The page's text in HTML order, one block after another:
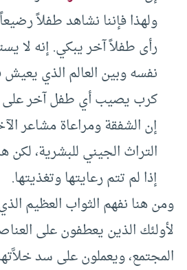
ولهذا فإننا نشاهد طفلاً
رأى طفلاً آخر يبكي. إنه لا
نفسه وبين العالم الذي يعيش
كرب يصيب أي طفل آخر
إن الشفقة ومراعاة مشاعر
التراث الجيني للبشرية،
إذا لم تتم رعايتها وتغذيتها.
ومن هنا نفهم الثواب العظيم
لأولئك الذين يعطفون على
المجتمع، ويعملون على سد